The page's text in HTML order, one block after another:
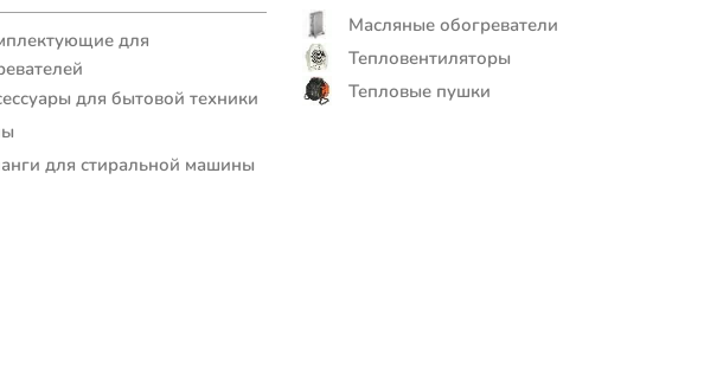
для
для бытовой техники
для стиральной машины
Масляные обогреватели
Тепловентиляторы
Тепловые пушки